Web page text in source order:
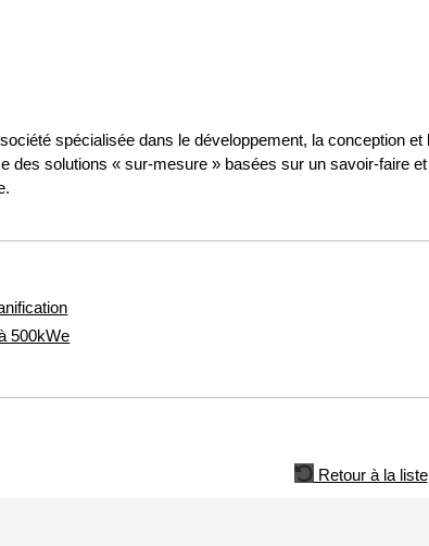
spécialisée dans le développement, la conception
des solutions « sur-mesure » basées sur un savoir-faire
500kWe
Retour à la liste